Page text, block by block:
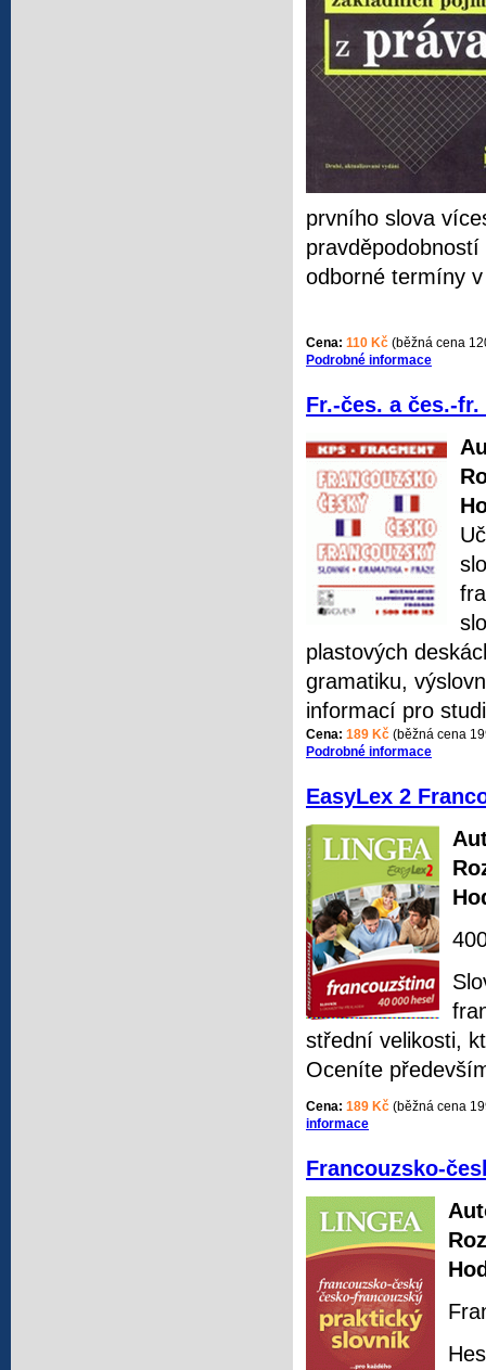
prvního slova
odborné termíny
Cena: 110 Kč (běžná cena
Podrobné informace
Fr.-čes. a čes.-
plastových
gramatiku,
informací pro
Cena: 189 Kč (běžná cena
Podrobné informace
EasyLex 2
střední velikosti,
Oceníte
Cena: 189 Kč (běžná cena
informace
Francouzsko-